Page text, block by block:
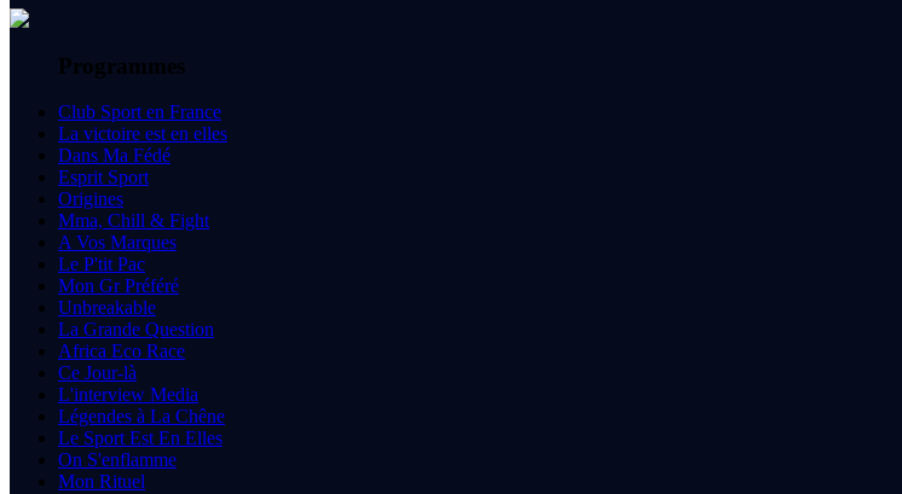
Programmes
Club Sport en France
La victoire est en elles
Dans Ma Fédé
Esprit Sport
Origines
Mma, Chill & Fight
A Vos Marques
Le P'tit Pac
Mon Gr Préféré
Unbreakable
La Grande Question
Africa Eco Race
Ce Jour-là
L'interview Media
Légendes à La Chêne
Le Sport Est En Elles
On S'enflamme
Mon Rituel